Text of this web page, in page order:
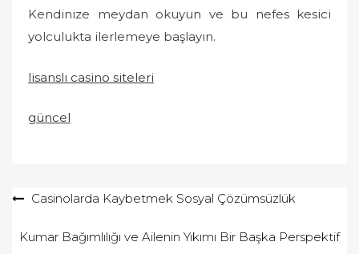
Kendinize meydan okuyun ve bu nefes kesici
yolculukta ilerlemeye başlayın.
lisanslı casino siteleri
güncel
YazıCasinolarda Kaybetmek Sosyal Çözümsüzlük
Kumar Bağımlılığı ve Ailenin Yıkımı Bir Başka Perspektif